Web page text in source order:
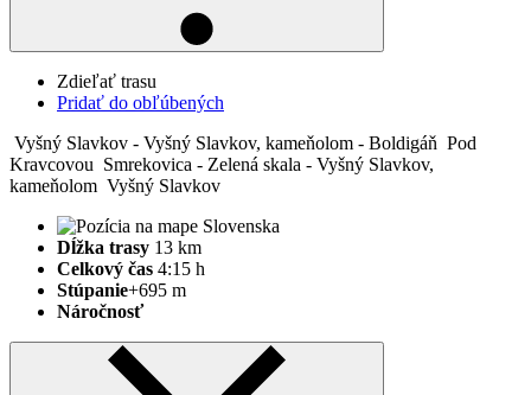
Zdieľať trasu
Pridať do obľúbených
Vyšný Slavkov - Vyšný Slavkov, kameňolom - Boldigáň Pod
Kravcovou Smrekovica - Zelená skala - Vyšný Slavkov,
kameňolom Vyšný Slavkov
Dĺžka trasy 13 km
Celkový čas 4:15 h
Stúpanie+695 m
Náročnosť